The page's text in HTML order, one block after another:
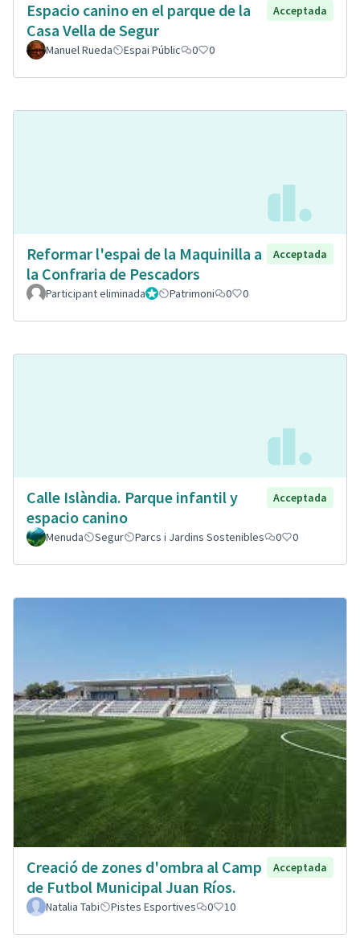
Espacio canino en el parque de la
Casa Vella de Segur
Acceptada
Manuel Rueda Espai Públic 0 0
Reformar l'espai de la Maquinilla a
la Confraria de Pescadors
Acceptada
Participant eliminadaAdministrador
Patrimoni 0 0
Calle Islàndia. Parque infantil y
espacio canino
Acceptada
Menuda Segur Parcs i Jardins Sostenibles 0 0
Creació de zones d'ombra al Camp
de Futbol Municipal Juan Ríos.
Acceptada
Natalia Tabi Pistes Esportives 0 10